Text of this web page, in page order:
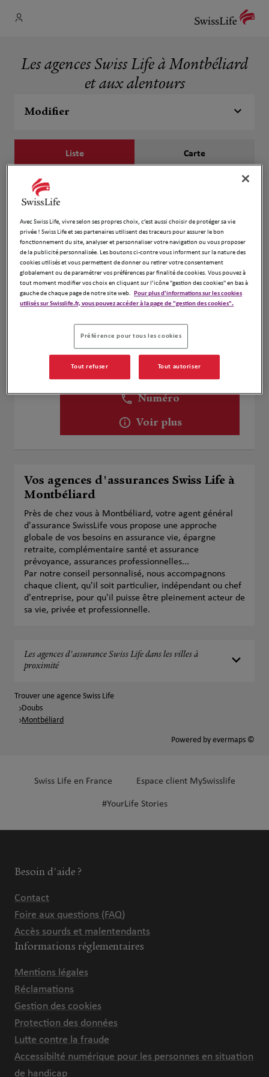
Les agences Swiss Life à Montbéliard
et aux alentours
Modifier
Liste Carte
1
8.19 km 25230 Seloncourt
Fermé aujourd'hui
Ouvert sur rdv 09:00 - 12:00
Numéro
Voir plus
km
Claude ROUSSEL
4 Rue du Mont Miroir
25120 Maîche
Fermé aujourd'hui
Numéro
Voir plus
Vos agences d'assurances Swiss Life à
Montbéliard
Près de chez vous à Montbéliard, votre agent général
d'assurance SwissLife vous propose une approche
globale de vos besoins en assurance vie, épargne
retraite, complémentaire santé et assurance
prévoyance, assurances professionnelles...
Par notre conseil personnalisé, nous accompagnons
chaque client, qu'il soit particulier, indépendant ou chef
d'entreprise, pour qu'il puisse être pleinement acteur de
sa vie, privée et professionnelle.
Les agences d'assurance Swiss Life dans les villes à
proximité
Trouver une agence Swiss Life
Doubs
Montbéliard
Powered by evermaps ©
Swiss Life en France Espace client MySwisslife
#YourLife Stories
Besoin d'aide ?
Contact
Foire aux questions (FAQ)
Accès sourds et malentendants
Informations réglementaires
Mentions légales
Réclamations
Gestion des cookies
Protection des données
Lutte contre la fraude
Accessibilté numérique pour les personnes en situation
de handicap
Avec Swiss Life, vivre selon ses propres choix, c’est aussi choisir de protéger sa vie
privée ! Swiss Life et ses partenaires utilisent des traceurs pour assurer le bon
fonctionnement du site, analyser et personnaliser votre navigation ou vous proposer
de la publicité personnalisée. Les boutons ci-contre vous informent sur la nature des
cookies utilisés et vous permettent de donner ou retirer votre consentement
globalement ou de paramétrer vos préférences par finalité de cookies. Vous pouvez à
tout moment modifier vos choix en cliquant sur l’icône "gestion des cookies" en bas à
gauche de chaque page de notre site web. Pour plus d'informations sur les cookies
utilisés sur Swisslife.fr, vous pouvez accéder à la page de "gestion des cookies".
Préférence pour tous les cookies
Tout refuser Tout autoriser